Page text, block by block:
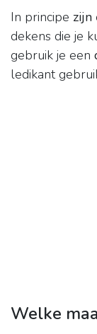
In principe zijn
dekens die je
gebruik je een
ledikant
Welke